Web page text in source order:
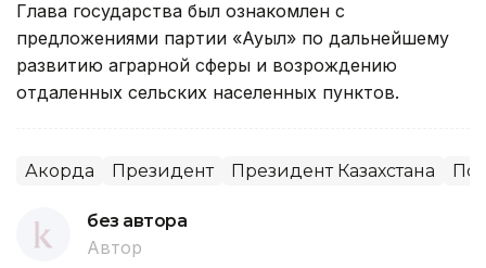
Глава государства был ознакомлен с
предложениями партии «Ауыл» по дальнейшему
развитию аграрной сферы и возрождению
отдаленных сельских населенных пунктов.
Акорда Президент Президент Казахстана
без автора
Автор